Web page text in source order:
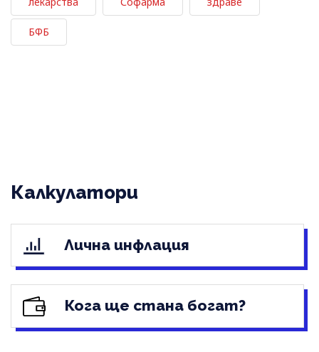
БФБ
Калкулатори
Лична инфлация
Кога ще стана богат?